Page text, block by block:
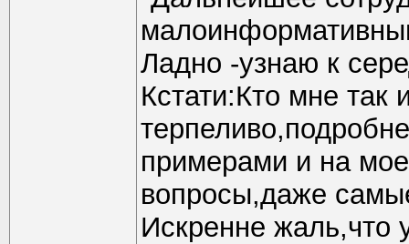
Ладно -узнаю к
Кстати:Кто мне так
примерами и на
вопросы,даже
Искренне жаль,что